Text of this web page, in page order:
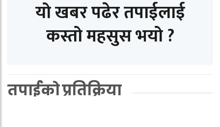
यो खबर पढेर तपाईलाई
कस्तो महसुस भयो ?
तपाईको प्रतिक्रिया